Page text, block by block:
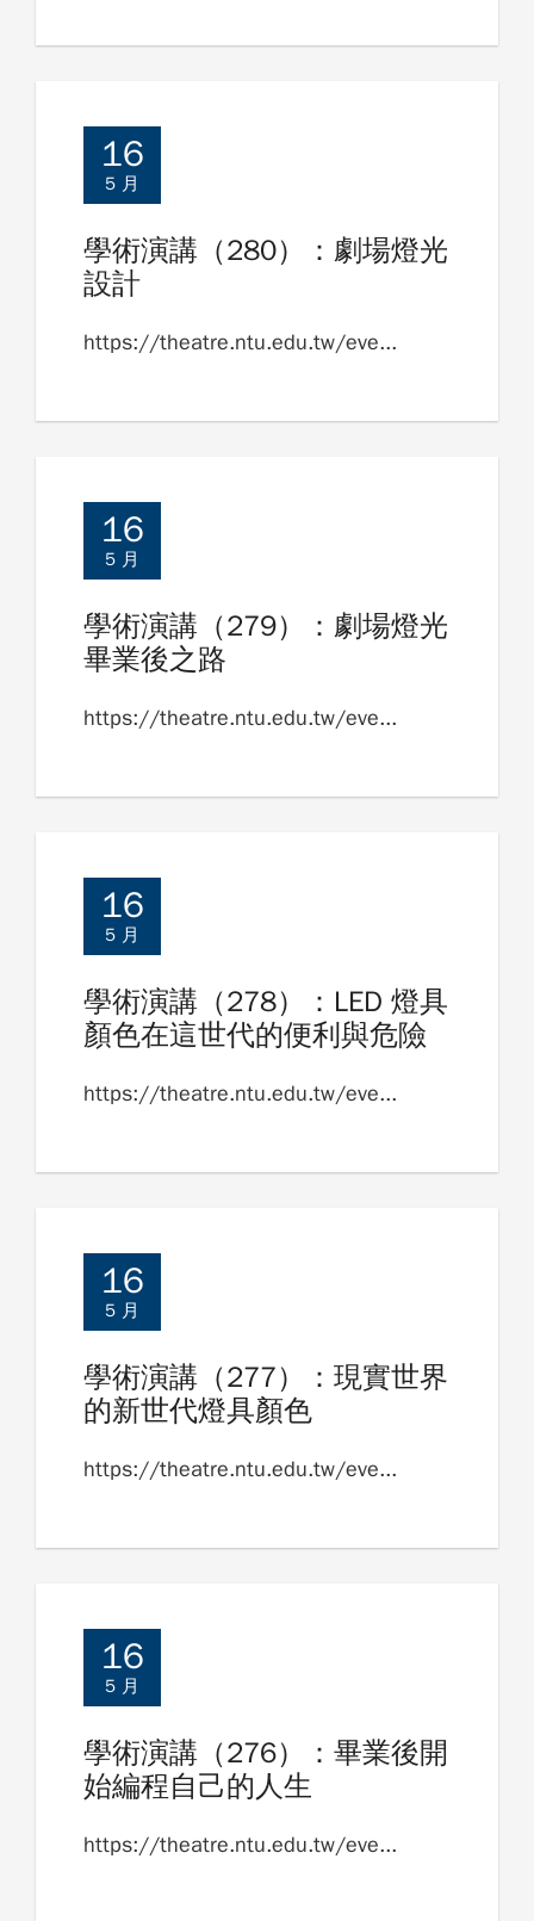
16
5 月
學術演講（280）：劇場燈光
設計
https://theatre.ntu.edu.tw/eve...
16
5 月
學術演講（279）：劇場燈光
畢業後之路
https://theatre.ntu.edu.tw/eve...
16
5 月
學術演講（278）：LED 燈具
顏色在這世代的便利與危險
https://theatre.ntu.edu.tw/eve...
16
5 月
學術演講（277）：現實世界
的新世代燈具顏色
https://theatre.ntu.edu.tw/eve...
16
5 月
學術演講（276）：畢業後開
始編程自己的人生
https://theatre.ntu.edu.tw/eve...